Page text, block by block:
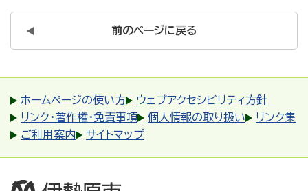
前のページに戻る
ホームページの使い方
ウェブアクセシビリティ方針
リンク・著作権・免責事項
個人情報の取り扱い
リンク集
ご利用案内
サイトマップ